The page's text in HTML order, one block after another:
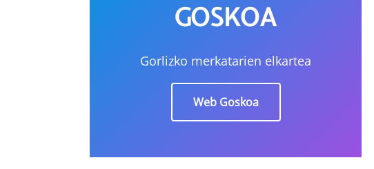
GOSKOA
Gorlizko merkatarien elkartea
Web Goskoa